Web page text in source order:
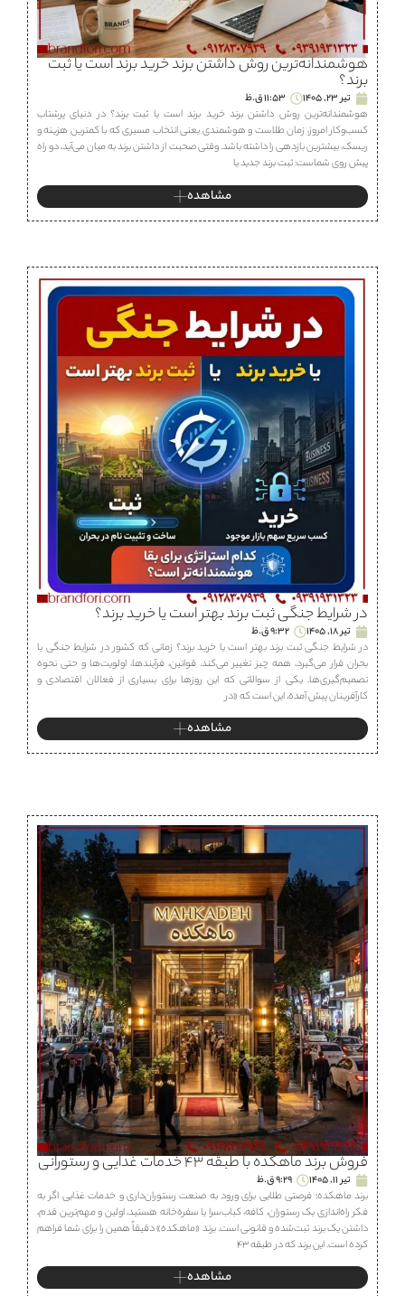
هوشمندانه‌ترین روش داشتن برند خرید برند است یا ثبت
برند؟
تیر 23, 1405
11:53 ق.ظ
هوشمندانه‌ترین روش داشتن برند خرید برند است یا ثبت برند؟ در دنیای پرشتاب
کسب‌وکار امروز، زمان طلاست و هوشمندی یعنی انتخاب مسیری که با کمترین هزینه و
ریسک، بیشترین بازدهی را داشته باشد. وقتی صحبت از داشتن برند به میان می‌آید، دو راه
پیش روی شماست: ثبت برند جدید یا
مشاهده
در شرایط جنگی ثبت برند بهتر است یا خرید برند؟
تیر 18, 1405
9:32 ق.ظ
در شرایط جنگی ثبت برند بهتر است یا خرید برند؟ زمانی که کشور در شرایط جنگی یا
بحران قرار می‌گیرد، همه چیز تغییر می‌کند. قوانین، فرآیندها، اولویت‌ها و حتی نحوه
تصمیم‌گیری‌ها. یکی از سوالاتی که این روزها برای بسیاری از فعالان اقتصادی و
کارآفرینان پیش آمده، این است که «در
مشاهده
فروش برند ماهكده با طبقه ۴۳ خدمات غذایی و رستورانی
تیر 11, 1405
9:29 ق.ظ
برند ماهكده؛ فرصتی طلایی برای ورود به صنعت رستوران‌داری و خدمات غذایی اگر به
فکر راه‌اندازی یک رستوران، كافه، كباب‌سرا یا سفره‌خانه هستید، اولین و مهم‌ترین قدم،
داشتن یک برند ثبت‌شده و قانونی است. برند «ماهكده» دقیقاً همین را برای شما فراهم
کرده است. این برند که در طبقه ۴۳
مشاهده